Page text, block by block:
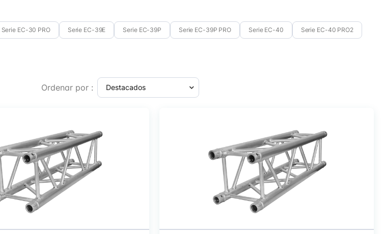
Serie EC-30 PRO Serie EC-39E Serie EC-39P Serie EC-39P PRO Serie EC-40 Serie EC-40 PRO2
Ordenar por :